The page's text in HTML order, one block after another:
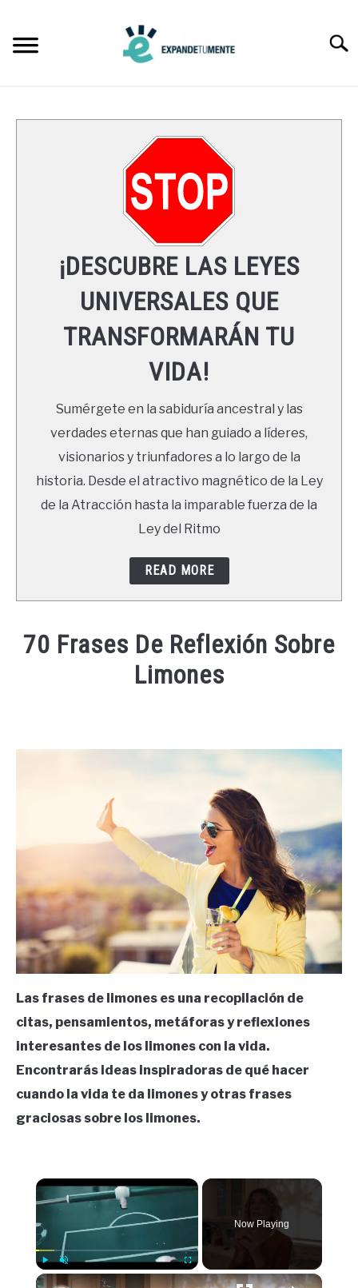
content
LEYES UNIVERSALES
RECURSOS
NEWSLETTER
¡DESCUBRE LAS LEYES
UNIVERSALES QUE
TRANSFORMARÁN TU
VIDA!
Sumérgete en la sabiduría ancestral y las
verdades eternas que han guiado a líderes,
visionarios y triunfadores a lo largo de la
historia. Desde el atractivo magnético de la Ley
de la Atracción hasta la imparable fuerza de la
Ley del Ritmo
READ MORE
70 Frases De Reflexión Sobre
Limones
Las frases de limones es una recopilación de
citas, pensamientos, metáforas y reflexiones
interesantes de los limones con la vida.
Encontrarás ideas inspiradoras de qué hacer
cuando la vida te da limones y otras frases
graciosas sobre los limones.
×
Unmute Fullscreen
Now Playing
×